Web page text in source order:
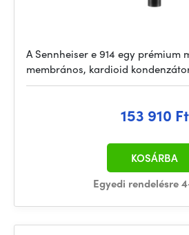
A Sennheiser e 914 egy prémium
membrános, kardioid
153 910 Ft
Egyedi rendelésre
KOSÁRBA